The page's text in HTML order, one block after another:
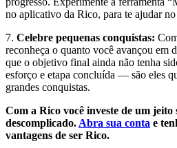
no aplicativo da Rico, para te ajudar
7. Celebre pequenas conquistas:
reconheça o quanto você avançou em
que o objetivo final ainda não tenha
esforço e etapa concluída — são eles
grandes conquistas.
Com a Rico você investe de um jeito
descomplicado. Abra sua conta e
vantagens de ser Rico.